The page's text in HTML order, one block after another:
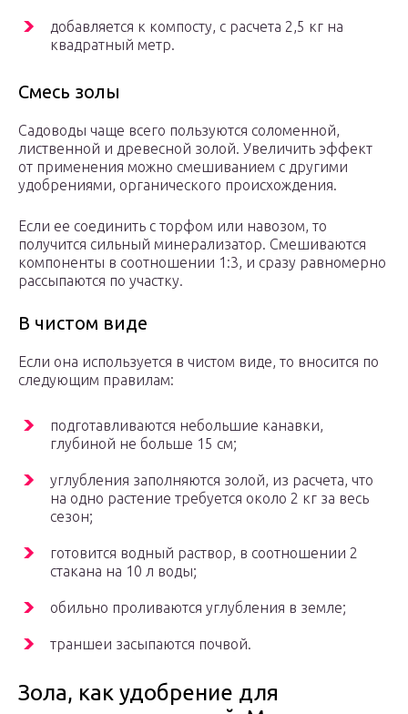
добавляется к компосту, с расчета 2,5 кг на
квадратный метр.
Смесь золы
Садоводы чаще всего пользуются соломенной,
лиственной и древесной золой. Увеличить эффект
от применения можно смешиванием с другими
удобрениями, органического происхождения.
Если ее соединить с торфом или навозом, то
получится сильный минерализатор. Смешиваются
компоненты в соотношении 1:3, и сразу равномерно
рассыпаются по участку.
В чистом виде
Если она используется в чистом виде, то вносится по
следующим правилам:
подготавливаются небольшие канавки,
глубиной не больше 15 см;
углубления заполняются золой, из расчета, что
на одно растение требуется около 2 кг за весь
сезон;
готовится водный раствор, в соотношении 2
стакана на 10 л воды;
обильно проливаются углубления в земле;
траншеи засыпаются почвой.
Зола, как удобрение для